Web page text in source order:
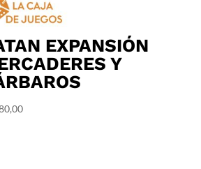
EXPANSIÓN
Y